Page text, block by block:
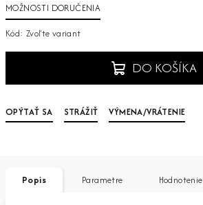
MOŽNOSTI DORUČENIA
Kód: Zvoľte variant
DO KOŠÍKA
OPÝTAŤ SA STRÁŽIŤ VÝMENA/VRÁTENIE
Popis Parametre Hodnotenie